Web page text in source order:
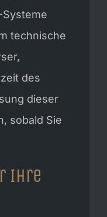
technische
des
dieser
sobald Sie
Ihre